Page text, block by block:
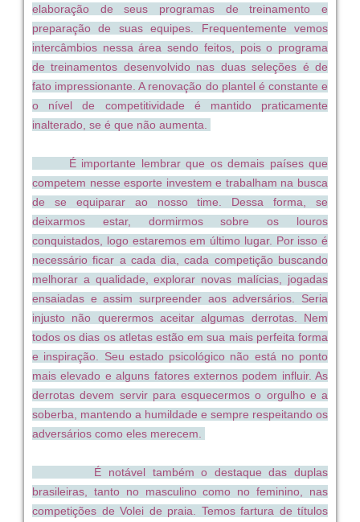
elaboração de seus programas de treinamento e
preparação de suas equipes. Frequentemente vemos
intercâmbios nessa área sendo feitos, pois o programa
de treinamentos desenvolvido nas duas seleções é de
fato impressionante. A renovação do plantel é constante e
o nível de competitividade é mantido praticamente
inalterado, se é que não aumenta.
É importante lembrar que os demais países que
competem nesse esporte investem e trabalham na busca
de se equiparar ao nosso time. Dessa forma, se
deixarmos estar, dormirmos sobre os louros
conquistados, logo estaremos em último lugar. Por isso é
necessário ficar a cada dia, cada competição buscando
melhorar a qualidade, explorar novas malícias, jogadas
ensaiadas e assim surpreender aos adversários. Seria
injusto não querermos aceitar algumas derrotas. Nem
todos os dias os atletas estão em sua mais perfeita forma
e inspiração. Seu estado psicológico não está no ponto
mais elevado e alguns fatores externos podem influir. As
derrotas devem servir para esquecermos o orgulho e a
soberba, mantendo a humildade e sempre respeitando os
adversários como eles merecem.
É notável também o destaque das duplas
brasileiras, tanto no masculino como no feminino, nas
competições de Volei de praia. Temos fartura de títulos